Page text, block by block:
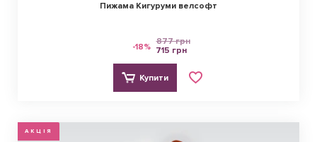
Пижама Кигуруми велсофт
-18% 877 грн
715 грн
Купити
АКЦІЯ